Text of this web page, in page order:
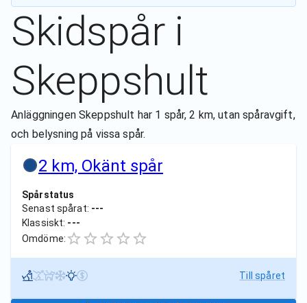
Skidspår i
Skeppshult
Anläggningen Skeppshult har 1 spår, 2 km, utan spåravgift,
och belysning på vissa spår.
2 km, Okänt spår
Spårstatus
Senast spårat: ---
Klassiskt: ---
Omdöme:
Till spåret